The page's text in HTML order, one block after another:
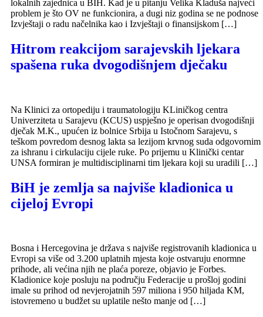
lokalnih zajednica u BIH. Kad je u pitanju Velika Kladuša najveći
problem je što OV ne funkcionira, a dugi niz godina se ne podnose
Izvještaji o radu načelnika kao i Izvještaji o finansijskom […]
Hitrom reakcijom sarajevskih ljekara
spašena ruka dvogodišnjem dječaku
Na Klinici za ortopediju i traumatologiju KLiničkog centra
Univerziteta u Sarajevu (KCUS) uspješno je operisan dvogodišnji
dječak M.K., upućen iz bolnice Srbija u Istočnom Sarajevu, s
teškom povredom desnog lakta sa lezijom krvnog suda odgovornim
za ishranu i cirkulaciju cijele ruke. Po prijemu u Klinički centar
UNSA formiran je multidisciplinarni tim ljekara koji su uradili […]
BiH je zemlja sa najviše kladionica u
cijeloj Evropi
Bosna i Hercegovina je država s najviše registrovanih kladionica u
Evropi sa više od 3.200 uplatnih mjesta koje ostvaruju enormne
prihode, ali većina njih ne plaća poreze, objavio je Forbes.
Kladionice koje posluju na području Federacije u prošloj godini
imale su prihod od nevjerojatnih 597 miliona i 950 hiljada KM,
istovremeno u budžet su uplatile nešto manje od […]